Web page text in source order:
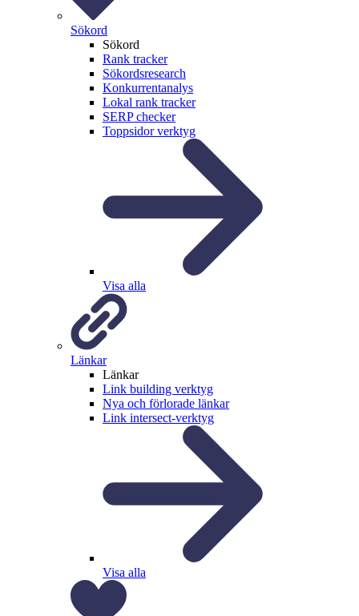
Sökord
Sökord
Rank tracker
Sökordsresearch
Konkurrentanalys
Lokal rank tracker
SERP checker
Toppsidor verktyg
Visa alla
Länkar
Länkar
Link building verktyg
Nya och förlorade länkar
Link intersect-verktyg
Visa alla